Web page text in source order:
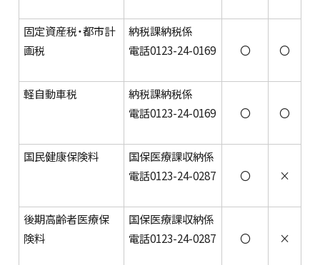
固定資産税・都市計
画税
納税課納税係
電話0123-24-0169
〇 〇
軽自動車税
納税課納税係
電話0123-24-0169
〇 〇
国民健康保険料
国保医療課収納係
電話0123-24-0287
〇 ×
後期高齢者医療保
険料
国保医療課収納係
電話0123-24-0287
〇 ×